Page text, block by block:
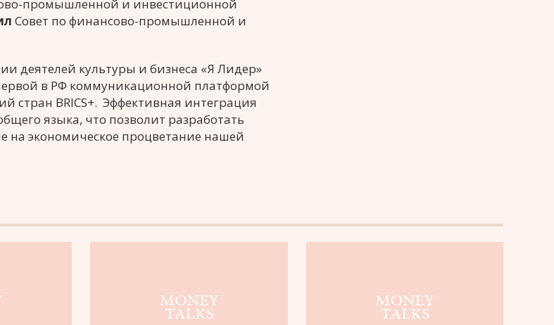
промышленной и инвестиционной
Совет по финансово-промышленной и
деятелей культуры и бизнеса «Я Лидер»
в РФ коммуникационной платформой
стран BRICS+. Эффективная интеграция
языка, что позволит разработать
экономическое процветание нашей